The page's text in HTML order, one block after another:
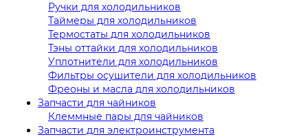
Ручки для холодильников
Таймеры для холодильников
Термостаты для холодильников
Тэны оттайки для холодильников
Уплотнители для холодильников
Фильтры осушители для холодильников
Фреоны и масла для холодильников
Запчасти для чайников
Клеммные пары для чайников
Запчасти для электроинструмента